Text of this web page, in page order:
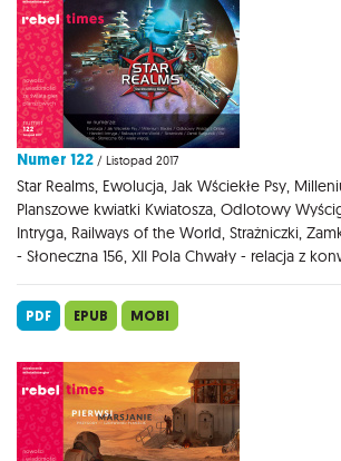
Numer 122 / Listopad 2017
Star Realms, Ewolucja, Jak Wściekłe Psy,
Planszowe kwiatki Kwiatosza, Odlotowy
Intryga, Railways of the World, Strażniczki,
- Słoneczna 156, XII Pola Chwały - relacja z
PDF EPUB MOBI